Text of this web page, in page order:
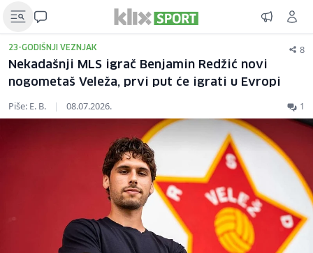
23-GODIŠNJI VEZNJAK 8
Nekadašnji MLS igrač Benjamin Redžić novi
nogometaš Veleža, prvi put će igrati u Evropi
Piše: E. B. | 08.07.2026. 1